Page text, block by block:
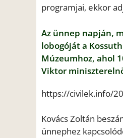
programjai, ekkor
Az ünnep napján,
lobogóját a
Múzeumhoz, ahol
Viktor
https://civilek.info/
Kovács Zoltán
ünnephez